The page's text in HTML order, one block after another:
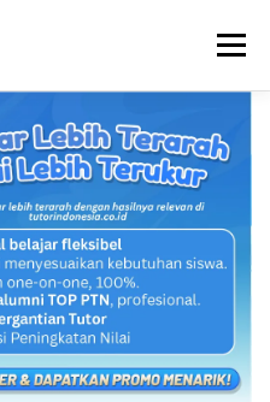
Menu
PENGAJAR
PROFIL ALUMNI